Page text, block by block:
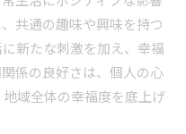
ためのコミュニケーシ
シップの役割
エイティビティ
成とそのメリット
共通の趣味や興味を持つ
新たな刺激を加え、幸福
係の良好さは、個人の心
域全体の幸福度を底上げ